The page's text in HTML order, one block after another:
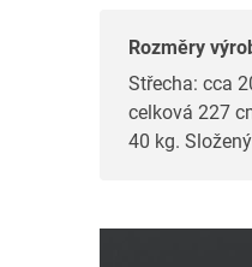
Rozměry
Střecha: cca
celková 227
40 kg.